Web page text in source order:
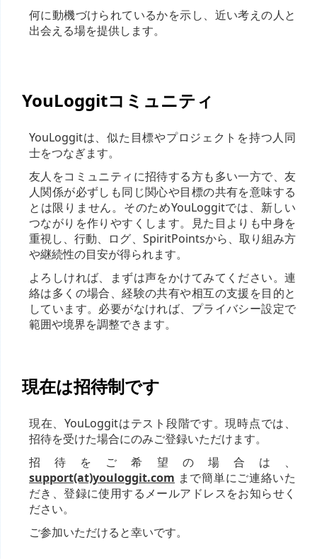
何に動機づけられているかを示し、近い考えの人と
出会える場を提供します。
YouLoggitコミュニティ
YouLoggitは、似た目標やプロジェクトを持つ人同
士をつなぎます。
友人をコミュニティに招待する方も多い一方で、友
人関係が必ずしも同じ関心や目標の共有を意味する
とは限りません。そのためYouLoggitでは、新しい
つながりを作りやすくします。見た目よりも中身を
重視し、行動、ログ、SpiritPointsから、取り組み方
や継続性の目安が得られます。
よろしければ、まずは声をかけてみてください。連
絡は多くの場合、経験の共有や相互の支援を目的と
しています。必要がなければ、プライバシー設定で
範囲や境界を調整できます。
現在は招待制です
現在、YouLoggitはテスト段階です。現時点では、
招待を受けた場合にのみご登録いただけます。
招待をご希望の場合は、
support(at)youloggit.com まで簡単にご連絡いた
だき、登録に使用するメールアドレスをお知らせく
ださい。
ご参加いただけると幸いです。